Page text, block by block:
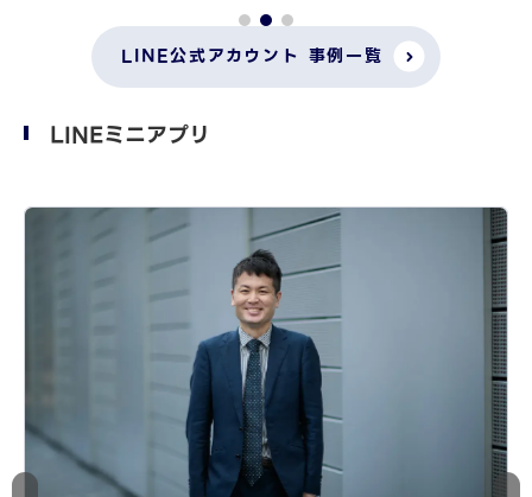
LINE公式アカウント 事例一覧
LINEミニアプリ